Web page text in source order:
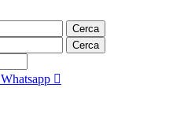
Cerca
Cerca
Whatsapp